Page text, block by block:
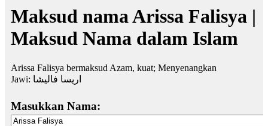
Maksud nama Arissa Falisya |
Maksud Nama dalam Islam
Arissa Falisya bermaksud Azam, kuat; Menyenangkan
Jawi: اريسا فاليشا
Masukkan Nama: